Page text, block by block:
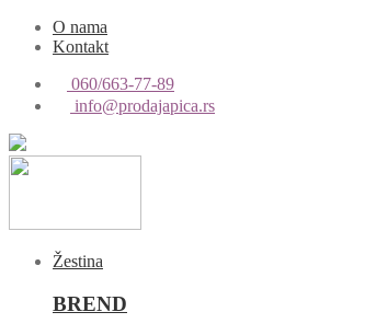
O nama
Kontakt
060/663-77-89
info@prodajapica.rs
Žestina
BREND